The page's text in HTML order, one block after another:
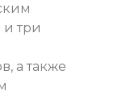
и три
а также